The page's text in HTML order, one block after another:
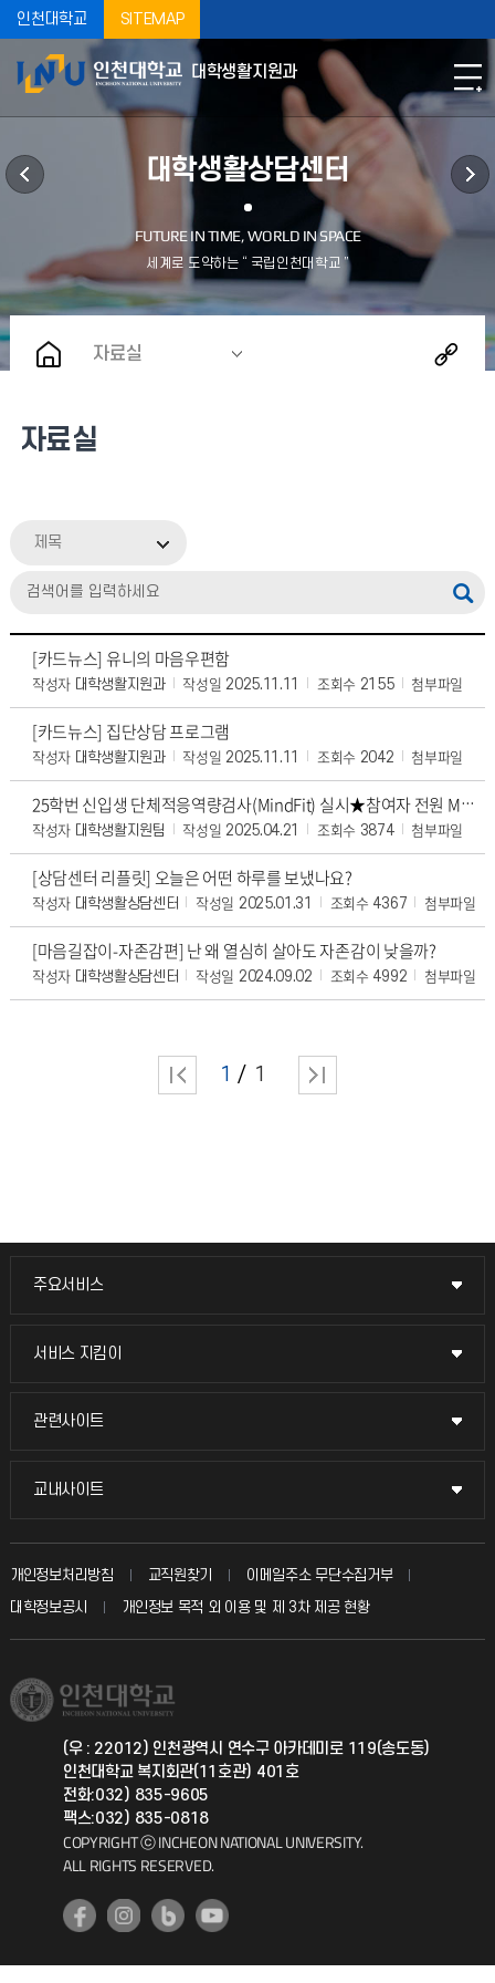
인천대학교 SITEMAP
대학생활지원과
대학생활상담센터
자료실
자료실
제목
[카드뉴스] 유니의 마음우편함
작성자 대학생활지원과 작성일 2025.11.11 조회수 2155 첨부파일
[카드뉴스] 집단상담 프로그램
작성자 대학생활지원과 작성일 2025.11.11 조회수 2042 첨부파일
25학번 신입생 단체적응역량검사(MindFit) 실시★참여자 전원 MBTI 증정★ 참여시
작성자 대학생활지원팀 작성일 2025.04.21 조회수 3874 첨부파일
[상담센터 리플릿] 오늘은 어떤 하루를 보냈나요?
작성자 대학생활상담센터 작성일 2025.01.31 조회수 4367 첨부파일
[마음길잡이-자존감편] 난 왜 열심히 살아도 자존감이 낮을까?
작성자 대학생활상담센터 작성일 2024.09.02 조회수 4992 첨부파일
1 1
주요서비스
주요서비스
교무회의방송
입학안내
취업정보(학생)
서비스 지킴이
서비스 지킴이
묻고 답하기
칭찬마당
학생서비스 지킴이
관련사이트
관련사이트
국방헬프콜
총동문회
교내사이트
교내사이트
교수회
교육혁신본부
국제지원과
공자아카데미
기초교육원
개인정보처리방침 교직원찾기
이메일주소 무단수집거부
대학정보공시
개인정보 목적 외 이용 및 제 3차 제공 현황
(우 : 22012) 인천광역시 연수구 아카데미로 119(송도동)
인천대학교 복지회관(11호관) 401호
전화:032) 835-9605
팩스:032) 835-0818
COPYRIGHT ⓒ INCHEON NATIONAL UNIVERSITY.
ALL RIGHTS RESERVED.